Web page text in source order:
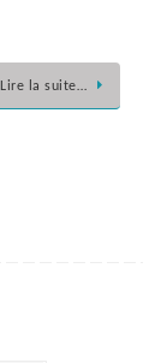
Lire la suite…